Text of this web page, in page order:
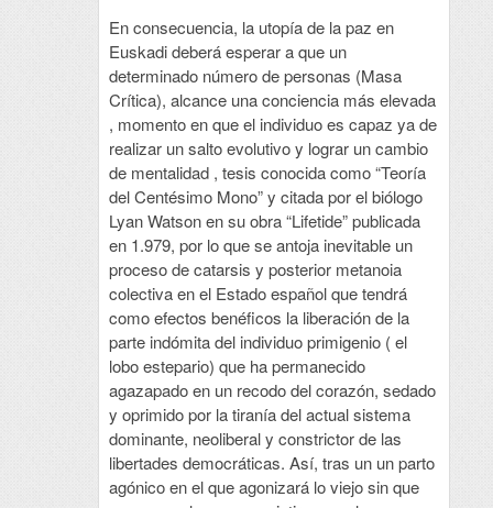
En consecuencia, la utopía de la paz en
Euskadi deberá esperar a que un
determinado número de personas (Masa
Crítica), alcance una conciencia más elevada
, momento en que el individuo es capaz ya de
realizar un salto evolutivo y lograr un cambio
de mentalidad , tesis conocida como “Teoría
del Centésimo Mono” y citada por el biólogo
Lyan Watson en su obra “Lifetide” publicada
en 1.979, por lo que se antoja inevitable un
proceso de catarsis y posterior metanoia
colectiva en el Estado español que tendrá
como efectos benéficos la liberación de la
parte indómita del individuo primigenio ( el
lobo estepario) que ha permanecido
agazapado en un recodo del corazón, sedado
y oprimido por la tiranía del actual sistema
dominante, neoliberal y constrictor de las
libertades democráticas. Así, tras un un parto
agónico en el que agonizará lo viejo sin que